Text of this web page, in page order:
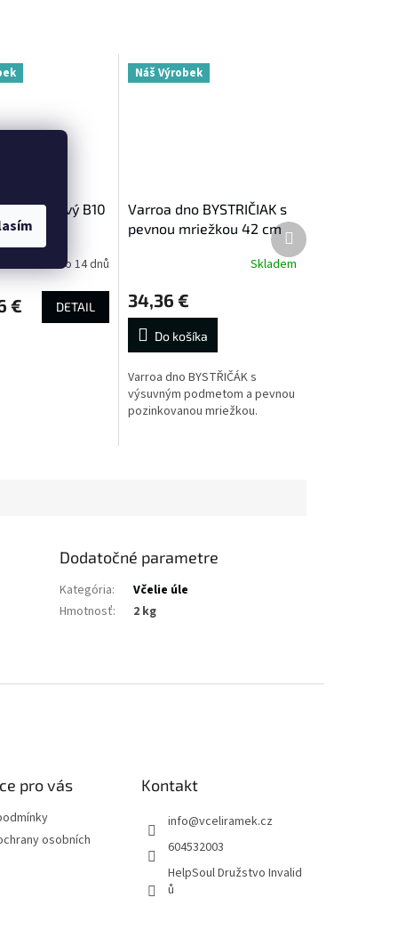
palubkový B10
2 cm
42x27,5 cm
Do 14 dnů
€ DETAIL
Náš Výrobek
Varroa dno BYSTRIČIAK s
pevnou mriežkou 42 cm
Skladem
34,36 €
Do košíka
Varroa dno BYSTŘIČÁK s
výsuvným podmetom a pevnou
pozinkovanou mriežkou.
Ďalší
produkt
Dodatočné parametre
Kategória:
Včelie úle
Hmotnosť: 2 kg
pro vás
osobních
Kontakt
info@vceliramek.cz
604532003
HelpSoul Družstvo Invalid
ů